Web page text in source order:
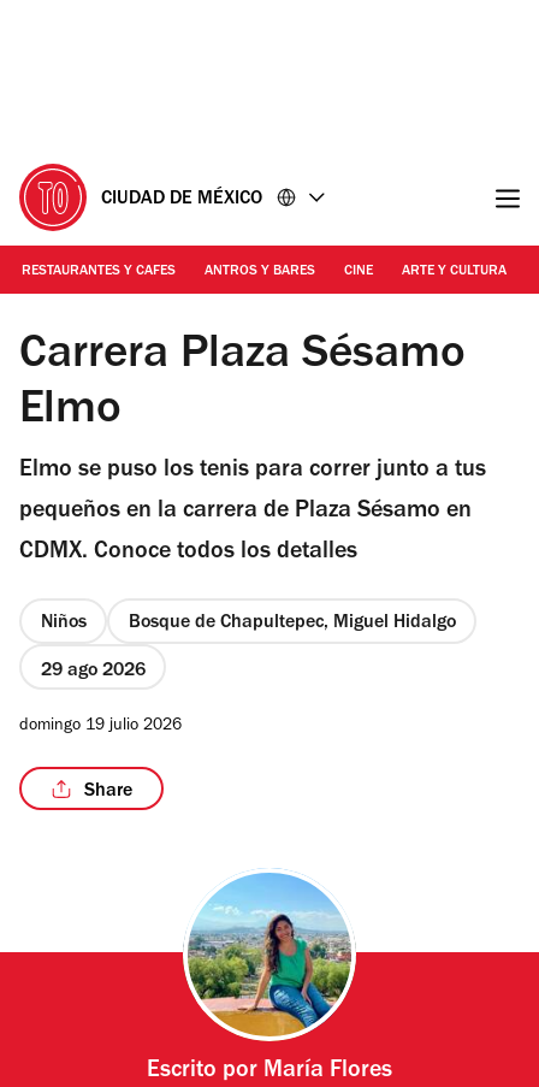
CIUDAD DE MÉXICO
RESTAURANTES Y CAFES ANTROS Y BARES CINE ARTE Y CULTURA
Cortesía | Carrera Plaza Sésamo
Carrera Plaza Sésamo
Elmo
Elmo se puso los tenis para correr junto a tus
pequeños en la carrera de Plaza Sésamo en
CDMX. Conoce todos los detalles
Niños Bosque de Chapultepec, Miguel Hidalgo
29 ago 2026
domingo 19 julio 2026
Share
Escrito por María Flores